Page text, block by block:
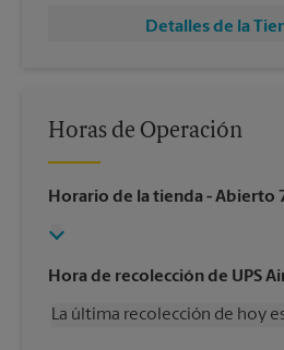
Detalles de la
Horas de Operación
Horario de la tienda - Abierto
Hora de recolección de UPS
La última recolección de hoy